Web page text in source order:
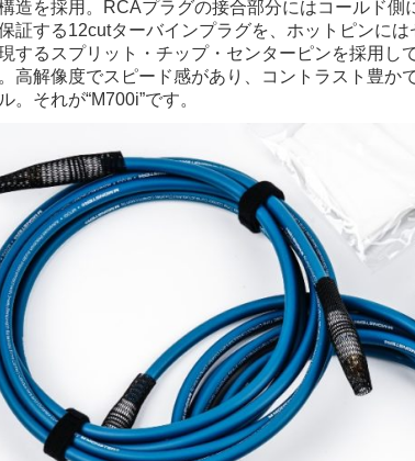
造を採用。RCAプラグの接合部分にはコールド
証する12cutターバインプラグを、ホットピンに
するスプリット・チップ・センターピンを採用し
高解像度でスピード感があり、コントラスト豊か
。それが“M700i”です。